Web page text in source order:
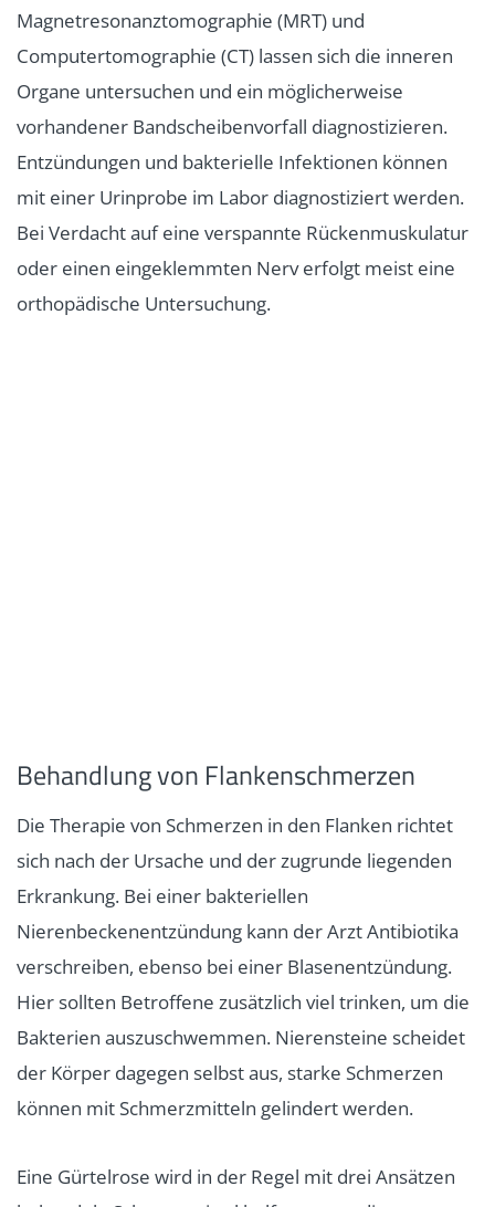
Magnetresonanztomographie (MRT) und
Computertomographie (CT) lassen sich die inneren
Organe untersuchen und ein möglicherweise
vorhandener Bandscheibenvorfall diagnostizieren.
Entzündungen und bakterielle Infektionen können
mit einer Urinprobe im Labor diagnostiziert werden.
Bei Verdacht auf eine verspannte Rückenmuskulatur
oder einen eingeklemmten Nerv erfolgt meist eine
orthopädische Untersuchung.
Behandlung von Flankenschmerzen
Die Therapie von Schmerzen in den Flanken richtet
sich nach der Ursache und der zugrunde liegenden
Erkrankung. Bei einer bakteriellen
Nierenbeckenentzündung kann der Arzt Antibiotika
verschreiben, ebenso bei einer Blasenentzündung.
Hier sollten Betroffene zusätzlich viel trinken, um die
Bakterien auszuschwemmen. Nierensteine scheidet
der Körper dagegen selbst aus, starke Schmerzen
können mit Schmerzmitteln gelindert werden.
Eine Gürtelrose wird in der Regel mit drei Ansätzen